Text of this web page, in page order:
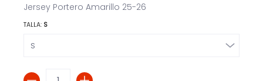
Jersey Portero Amarillo 25-26
TALLA: S
Cantidad